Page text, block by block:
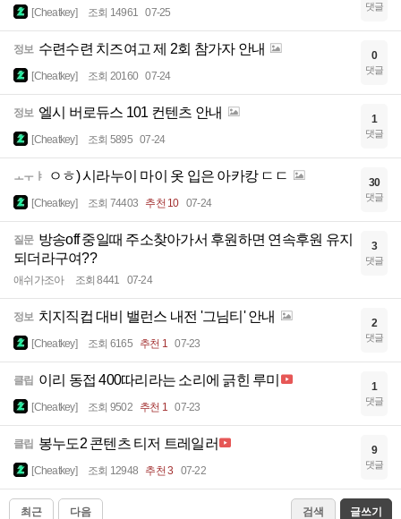
[Cheatkey] 조회 14961 07-25 댓글
정보 수련수련 치즈여고 제 2회 참가자 안내
[Cheatkey] 조회 20160 07-24
0
댓글
정보 엘시 버로듀스 101 컨텐츠 안내
[Cheatkey] 조회 5895 07-24
1
댓글
ㅗㅜㅑ ㅇㅎ) 시라누이 마이 옷 입은 아카캉 ㄷㄷ
[Cheatkey] 조회 74403 추천 10 07-24
30
댓글
질문 방송off 중일때 주소찾아가서 후원하면 연속후원 유지
되더라구여??
애쉬가조아 조회 8441 07-24
3
댓글
정보 치지직컵 대비 밸런스 내전 '그님티' 안내
[Cheatkey] 조회 6165 추천 1 07-23
2
댓글
클립 이리 동접 400따리라는 소리에 긁힌 루미
[Cheatkey] 조회 9502 추천 1 07-23
1
댓글
클립 봉누도2 콘텐츠 티저 트레일러
[Cheatkey] 조회 12948 추천 3 07-22
9
댓글
최근 다음 검색 글쓰기